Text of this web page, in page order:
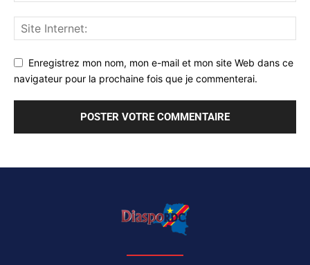
Enregistrez mon nom, mon e-mail et mon site Web dans ce
navigateur pour la prochaine fois que je commenterai.